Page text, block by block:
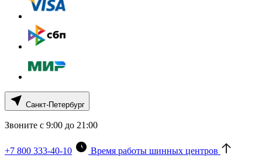
Санкт-Петербург
Звоните с 9:00 до 21:00
+7 800 333-40-10
Время работы шинных центров